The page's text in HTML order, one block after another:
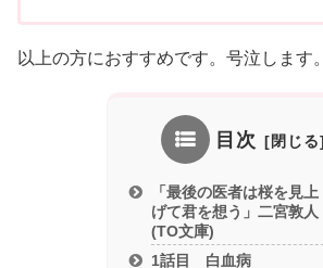
以上の方におすすめです。号泣します。
目次
「最後の医者は桜を見上
げて君を想う」二宮敦人
(TO文庫)
1話目 白血病